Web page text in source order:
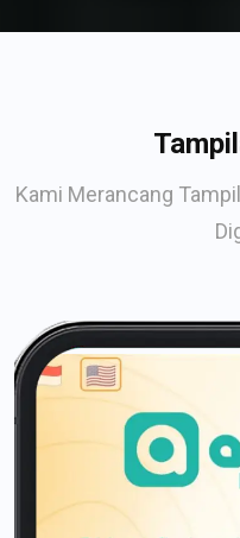
Kami Merancang